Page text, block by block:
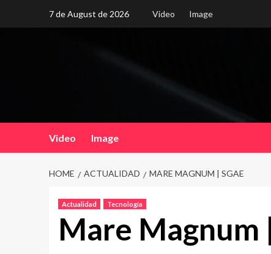
7 de August de 2026 Video Image
Video Image
HOME ACTUALIDAD MARE MAGNUM | SGAE
Actualidad Tecnología
Mare Magnum